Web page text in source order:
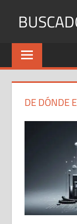
Identifica
Números
y
DE DÓNDE